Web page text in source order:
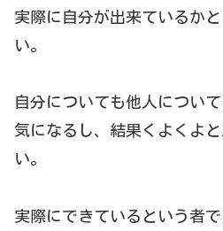
実際に自分が出来ているか
い。
自分についても他人につい
気になるし、結果くよくよ
い。
実際にできているという者